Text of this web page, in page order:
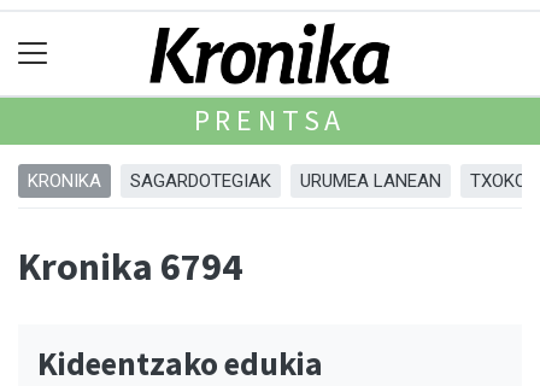
PRENTSA
KRONIKA SAGARDOTEGIAK URUMEA LANEAN
Kronika 6794
Kideentzako edukia